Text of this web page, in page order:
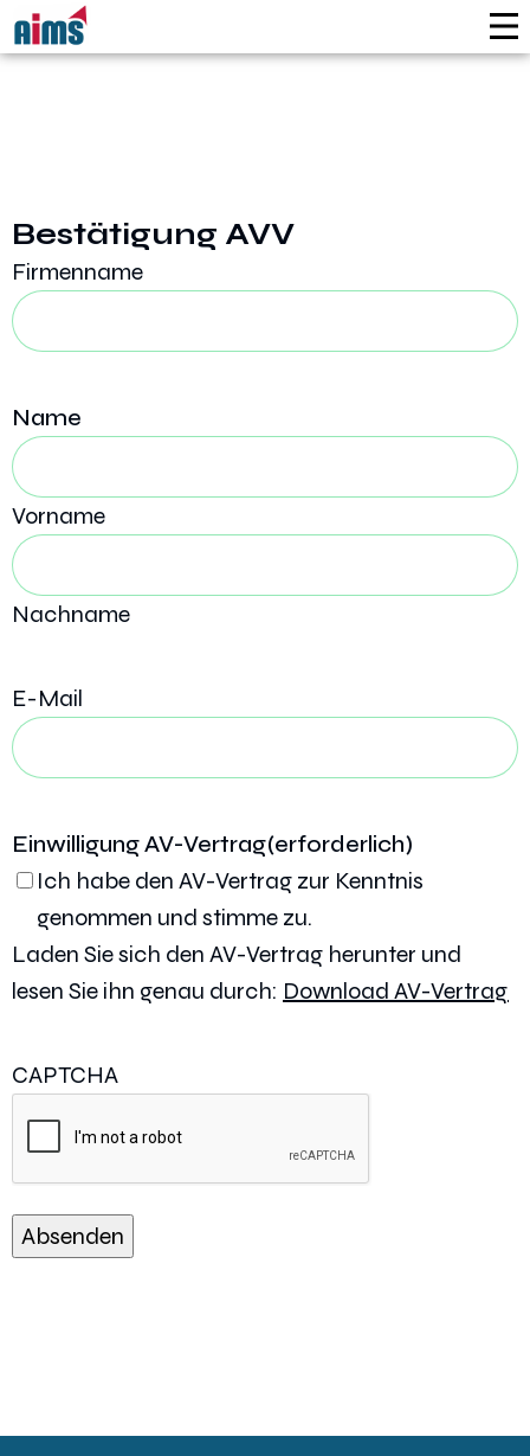
Bestätigung AVV
Firmenname
Name
Vorname
Nachname
E-Mail
Einwilligung AV-Vertrag(erforderlich)
Ich habe den AV-Vertrag zur Kenntnis
genommen und stimme zu.
Laden Sie sich den AV-Vertrag herunter und
lesen Sie ihn genau durch: Download AV-Vertrag
CAPTCHA